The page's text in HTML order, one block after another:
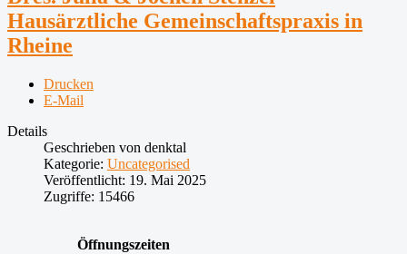
Hausärztliche Gemeinschaftspraxis in
Rheine
Drucken
E-Mail
Details
Geschrieben von denktal
Kategorie: Uncategorised
Veröffentlicht: 19. Mai 2025
Zugriffe: 15466
Öffnungszeiten